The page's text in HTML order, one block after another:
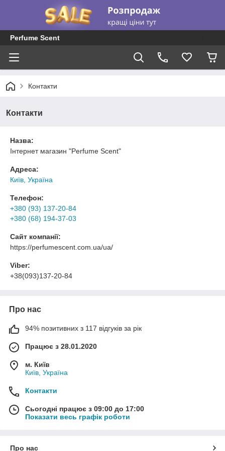
Perfume Scent
Контакти
Контакти
Назва:
Інтернет магазин "Perfume Scent"
Адреса:
Київ, Україна
Телефон:
+380 (93) 137-20-84
+380 (68) 194-37-03
Сайт компанії:
https://perfumescent.com.ua/ua/
Viber:
+38(093)137-20-84
Про нас
94% позитивних з 117 відгуків за рік
Працює з 28.01.2020
м. Київ
Київ, Україна
Контакти
Сьогодні працює з 09:00 до 17:00
Показати весь графік роботи
Про нас